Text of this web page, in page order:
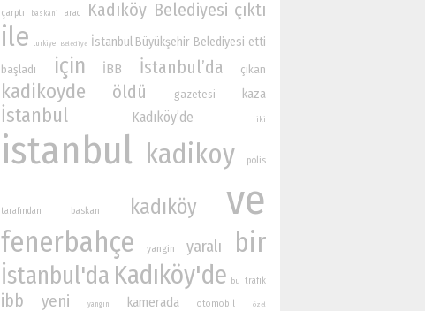
çarptı baskani arac Kadıköy Belediyesi çıktı
ile turkiye Belediye İstanbul Büyükşehir Belediyesi etti
başladı için İBB İstanbul’da çıkan
kadikoyde öldü gazetesi kaza
İstanbul Kadıköy’de iki
istanbul kadikoy polis
tarafından baskan kadıköy ve
fenerbahçe yangin yaralı bir
İstanbul'da Kadıköy'de bu trafik
ibb yeni yangın kamerada otomobil özel